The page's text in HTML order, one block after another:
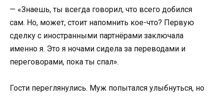
— «Знаешь, ты всегда говорил, что всего добился
сам. Но, может, стоит напомнить кое-что? Первую
сделку с иностранными партнёрами заключала
именно я. Это я ночами сидела за переводами и
переговорами, пока ты спал».
Гости переглянулись. Муж попытался улыбнуться, но